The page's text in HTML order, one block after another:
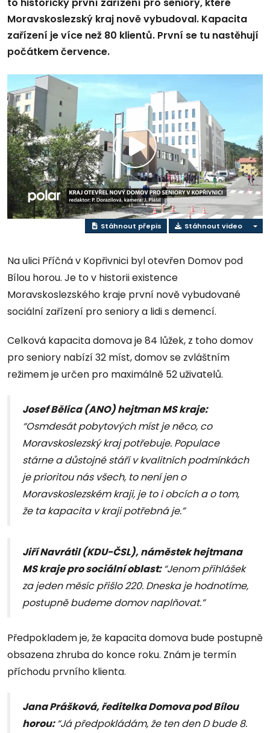
to historicky první zařízení pro seniory, které
Moravskoslezský kraj nově vybudoval. Kapacita
zařízení je více než 80 klientů. První se tu nastěhují
počátkem července.
Přehrát
video
Stáhnout přepis Stáhnout video
Na ulici Příčná v Kopřivnici byl otevřen Domov pod
Bílou horou. Je to v historii existence
Moravskoslezského kraje první nově vybudované
sociální zařízení pro seniory a lidi s demencí.
Celková kapacita domova je 84 lůžek, z toho domov
pro seniory nabízí 32 míst, domov se zvláštním
režimem je určen pro maximálně 52 uživatelů.
Josef Bělica (ANO) hejtman MS kraje:
“Osmdesát pobytových míst je něco, co
Moravskoslezský kraj potřebuje. Populace
stárne a důstojné stáří v kvalitních podmínkách
je prioritou nás všech, to není jen o
Moravskoslezském kraji, je to i obcích a o tom,
že ta kapacita v kraji potřebná je.”
Jiří Navrátil (KDU-ČSL), náměstek hejtmana
MS kraje pro sociální oblast:“Jenom přihlášek
za jeden měsíc přišlo 220. Dneska je hodnotíme,
postupně budeme domov naplňovat.”
Předpokladem je, že kapacita domova bude postupně
obsazena zhruba do konce roku. Znám je termín
příchodu prvního klienta.
Jana Prášková, ředitelka Domova pod Bílou
horou:“Já předpokládám, že ten den D bude 8.